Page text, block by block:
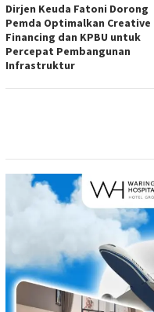
Dirjen Keuda Fatoni Dorong
Pemda Optimalkan Creative
Financing dan KPBU untuk
Percepat Pembangunan
Infrastruktur